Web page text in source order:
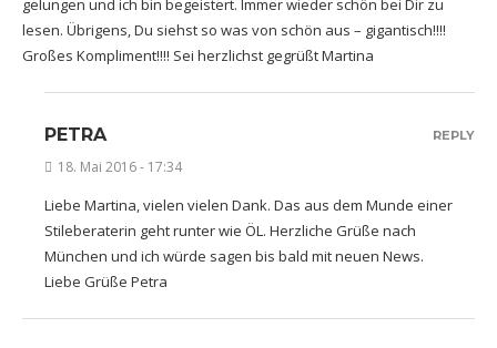
gelungen und ich bin begeistert. Immer wieder schön bei Dir zu
lesen. Übrigens, Du siehst so was von schön aus – gigantisch!!!!
Großes Kompliment!!!! Sei herzlichst gegrüßt Martina
PETRA
18. Mai 2016 - 17:34
Liebe Martina, vielen vielen Dank. Das aus dem Munde einer
Stileberaterin geht runter wie ÖL. Herzliche Grüße nach
München und ich würde sagen bis bald mit neuen News.
Liebe Grüße Petra
REPLY